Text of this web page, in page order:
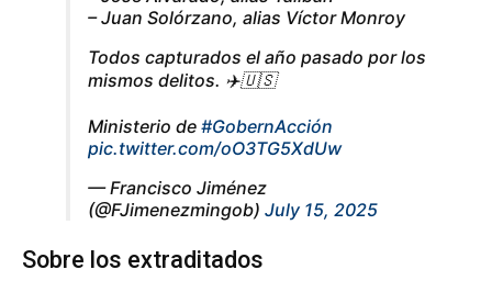
– Juan Solórzano, alias Víctor Monroy
Todos capturados el año pasado por los
mismos delitos. ✈️🇺🇸
Ministerio de #GobernAcción
pic.twitter.com/oO3TG5XdUw
— Francisco Jiménez
(@FJimenezmingob) July 15, 2025
Sobre los extraditados